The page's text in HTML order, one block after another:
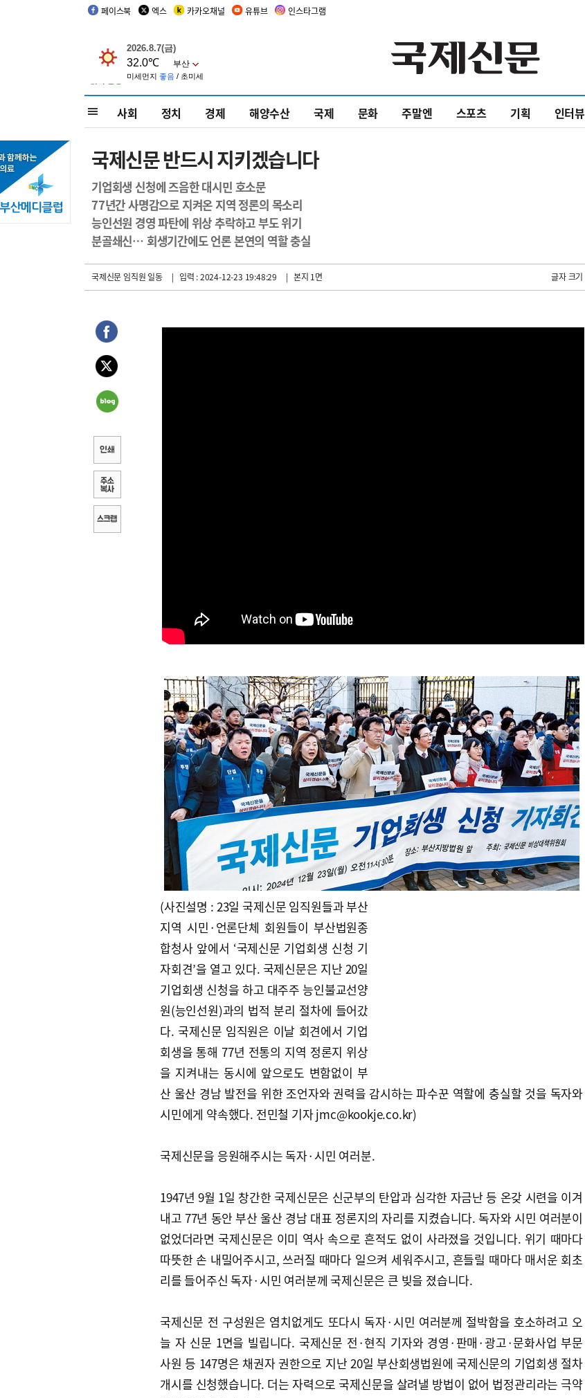
페이스북 엑스 카카오채널 유튜브 인스타그램
사회 정치 경제 해양수산 국제 문화 주말엔 스포츠 기획 인터뷰
국제신문 반드시 지키겠습니다
기업회생 신청에 즈음한 대시민 호소문
77년간 사명감으로 지켜온 지역 정론의 목소리
능인선원 경영 파탄에 위상 추락하고 부도 위기
분골쇄신… 회생기간에도 언론 본연의 역할 충실
국제신문 임직원 일동 | 입력 : 2024-12-23 19:48:29 | 본지 1면 글자 크기
(사진설명 : 23일 국제신문 임직원들과 부산
지역 시민·언론단체 회원들이 부산법원종
합청사 앞에서 ‘국제신문 기업회생 신청 기
자회견’을 열고 있다. 국제신문은 지난 20일
기업회생 신청을 하고 대주주 능인불교선양
원(능인선원)과의 법적 분리 절차에 들어갔
다. 국제신문 임직원은 이날 회견에서 기업
회생을 통해 77년 전통의 지역 정론지 위상
을 지켜내는 동시에 앞으로도 변함없이 부
산 울산 경남 발전을 위한 조언자와 권력을 감시하는 파수꾼 역할에 충실할 것을 독자와
시민에게 약속했다. 전민철 기자 jmc@kookje.co.kr)
국제신문을 응원해주시는 독자·시민 여러분.
1947년 9월 1일 창간한 국제신문은 신군부의 탄압과 심각한 자금난 등 온갖 시련을 이겨
내고 77년 동안 부산 울산 경남 대표 정론지의 자리를 지켰습니다. 독자와 시민 여러분이
없었더라면 국제신문은 이미 역사 속으로 흔적도 없이 사라졌을 것입니다. 위기 때마다
따뜻한 손 내밀어주시고, 쓰러질 때마다 일으켜 세워주시고, 흔들릴 때마다 매서운 회초
리를 들어주신 독자·시민 여러분께 국제신문은 큰 빚을 졌습니다.
국제신문 전 구성원은 염치없게도 또다시 독자·시민 여러분께 절박함을 호소하려고 오
늘 자 신문 1면을 빌립니다. 국제신문 전·현직 기자와 경영·판매·광고·문화사업 부문
사원 등 147명은 채권자 권한으로 지난 20일 부산회생법원에 국제신문의 기업회생 절차
개시를 신청했습니다. 더는 자력으로 국제신문을 살려낼 방법이 없어 법정관리라는 극약